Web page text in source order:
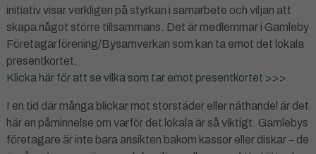
initiativ visar verkligen på styrkan i samarbete och viljan att
skapa något större tillsammans. Det är medlemmar i Gamleby
Företagarförening/Bysamverkan som kan ta emot det lokala
presentkortet.
Klicka här för att se vilka som tar emot presentkortet >>>
I en tid där många blickar mot storstäder eller näthandel är det
här en påminnelse om varför det lokala är så viktigt. Gamlebys
företagare är inte bara ansikten bakom kassor eller diskar – de